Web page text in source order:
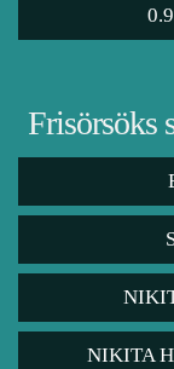
Frisörsöks
NIKITA